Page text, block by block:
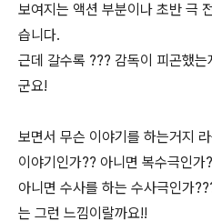
보여지는 액션 부분이나 초반 극
습니다.
근데 갈수록 ??? 감독이 피곤했
군요!
보면서 무슨 이야기를 하는거지
이야기인가?? 아니면 복수극인가
아니면 수사를 하는 수사극인가
는 그런 느낌이랄까요!!